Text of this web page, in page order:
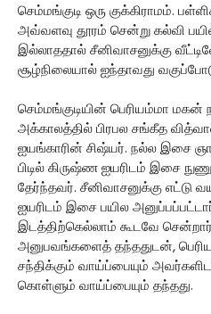
செம்மங்குடி ஒரு குக்கிராமம்.
அவ்வளவு தூரம் சென்று கல்வி
இல்லாததால் சீனிவாசனுக்கு
சூழ்நிலையால் ஐந்தாவது
செம்மங்குடியின் பெரியம்மா மகன்
அக்காலத்தில் பிரபல சங்கீத
ஐயங்காரின் சிஷ்யர். நல்ல இசை
பிடில் கிருஷ்ண ஐயரிடம் இசை
தேர்ந்தவர். சீனிவாசனுக்கு எட்டு
ஐயரிடம் இசை பயில
இடத்திற்கெல்லாம் கூடவே
அனுபவங்களைத் தந்ததுடன்,
சந்திக்கும் வாய்ப்பையும்
கொள்ளும் வாய்ப்பையும் தந்தது.